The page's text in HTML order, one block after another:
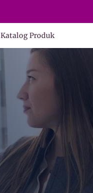
Katalog Produk